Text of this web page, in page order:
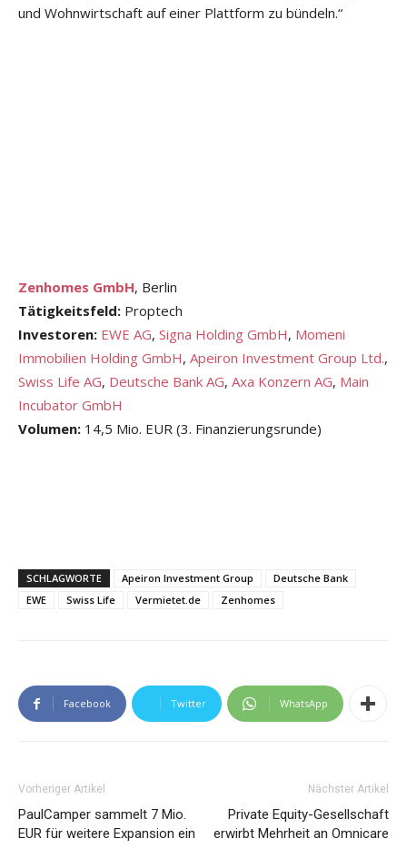
und Wohnwirtschaft auf einer Plattform zu bündeln.“
Zenhomes GmbH, Berlin
Tätigkeitsfeld: Proptech
Investoren: EWE AG, Signa Holding GmbH, Momeni
Immobilien Holding GmbH, Apeiron Investment Group Ltd.,
Swiss Life AG, Deutsche Bank AG, Axa Konzern AG, Main
Incubator GmbH
Volumen: 14,5 Mio. EUR (3. Finanzierungsrunde)
SCHLAGWORTE Apeiron Investment Group
Deutsche Bank
EWE
Swiss Life Vermietet.de Zenhomes
Facebook Twitter WhatsApp
Vorheriger Artikel
PaulCamper sammelt 7 Mio.
EUR für weitere Expansion ein
Nächster Artikel
Private Equity-Gesellschaft
erwirbt Mehrheit an Omnicare